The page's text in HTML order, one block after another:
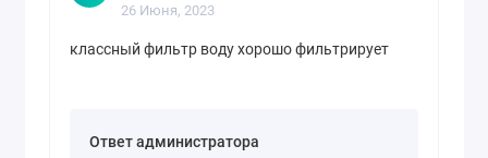
26 Июня, 2023
классный фильтр воду хорошо фильтрирует
Ответ администратора